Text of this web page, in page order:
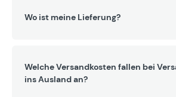
Wo ist meine Lieferung?
Welche Versandkosten fallen bei
ins Ausland an?